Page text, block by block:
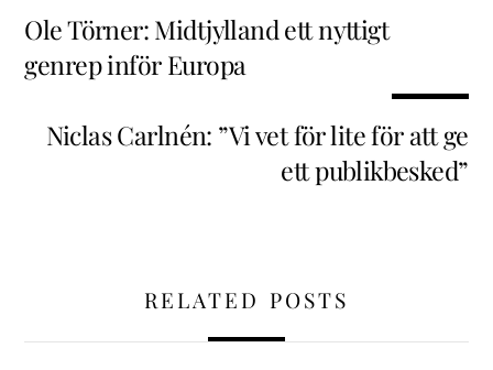
Ole Törner: Midtjylland ett nyttigt
genrep inför Europa
Niclas Carlnén: ”Vi vet för lite för att ge
ett publikbesked”
RELATED POSTS